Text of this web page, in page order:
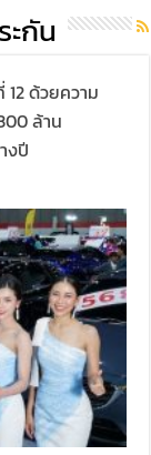
กัน
12 ด้วยความ
ล้าน
งปี